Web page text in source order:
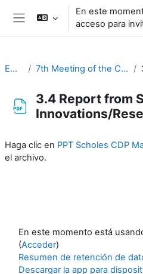
Salta al contenido principal
Panel lateral
En este
acceso para
EC-CDP 7th Meeting of the CDP (20-22 March 2023)
3.4 Report from
Innovations/
Haga clic en PPT Scholes CDP
el archivo.
En este momento está
(Acceder)
Resumen de retención de
Descargar la app para